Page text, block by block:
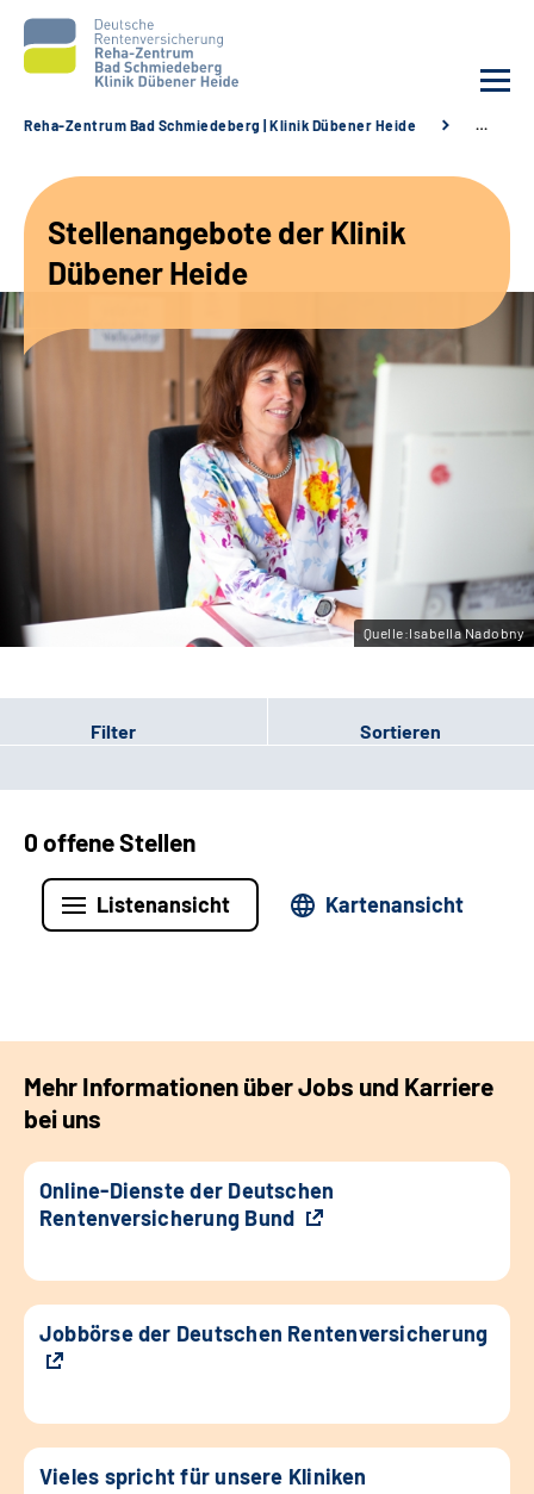
Unsere Angebote
Karriere
Sozialdienste & Zuweisende
Leichte Sprache
Gebärdensprache
Reha-Zentrum Bad Schmiedeberg | Klinik Dübener Heide …
Stellenangebote der Klinik
Dübener Heide
Quelle:Isabella Nadobny
Filter Sortieren
0 offene Stellen
Listenansicht Kartenansicht
Mehr Informationen über Jobs und Karriere
bei uns
Online-Dienste der Deutschen
Rentenversicherung Bund
Jobbörse der Deutschen Rentenversicherung
Vieles spricht für unsere Kliniken